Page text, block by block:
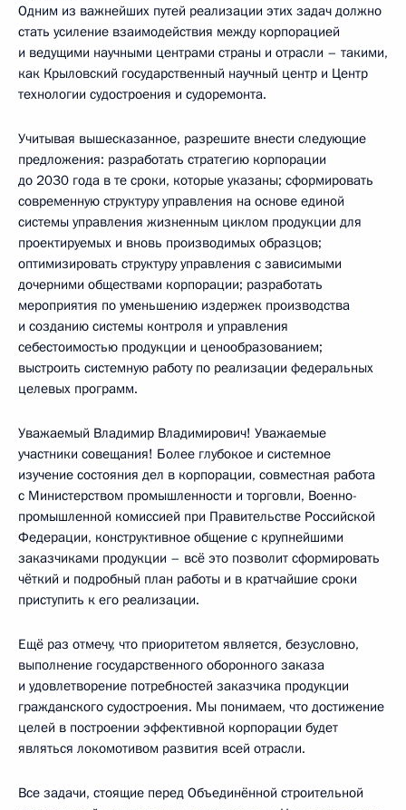
Одним из важнейших путей реализации этих задач должно
стать усиление взаимодействия между корпорацией
и ведущими научными центрами страны и отрасли – такими,
как Крыловский государственный научный центр и Центр
технологии судостроения и судоремонта.
Учитывая вышесказанное, разрешите внести следующие
предложения: разработать стратегию корпорации
до 2030 года в те сроки, которые указаны; сформировать
современную структуру управления на основе единой
системы управления жизненным циклом продукции для
проектируемых и вновь производимых образцов;
оптимизировать структуру управления с зависимыми
дочерними обществами корпорации; разработать
мероприятия по уменьшению издержек производства
и созданию системы контроля и управления
себестоимостью продукции и ценообразованием;
выстроить системную работу по реализации федеральных
целевых программ.
Уважаемый Владимир Владимирович! Уважаемые
участники совещания! Более глубокое и системное
изучение состояния дел в корпорации, совместная работа
с Министерством промышленности и торговли, Военно-
промышленной комиссией при Правительстве Российской
Федерации, конструктивное общение с крупнейшими
заказчиками продукции – всё это позволит сформировать
чёткий и подробный план работы и в кратчайшие сроки
приступить к его реализации.
Ещё раз отмечу, что приоритетом является, безусловно,
выполнение государственного оборонного заказа
и удовлетворение потребностей заказчика продукции
гражданского судостроения. Мы понимаем, что достижение
целей в построении эффективной корпорации будет
являться локомотивом развития всей отрасли.
Все задачи, стоящие перед Объединённой строительной